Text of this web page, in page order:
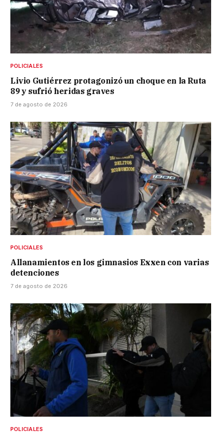
POLICIALES
Livio Gutiérrez protagonizó un choque en la Ruta
89 y sufrió heridas graves
7 de agosto de 2026
POLICIALES
Allanamientos en los gimnasios Exxen con varias
detenciones
7 de agosto de 2026
POLICIALES